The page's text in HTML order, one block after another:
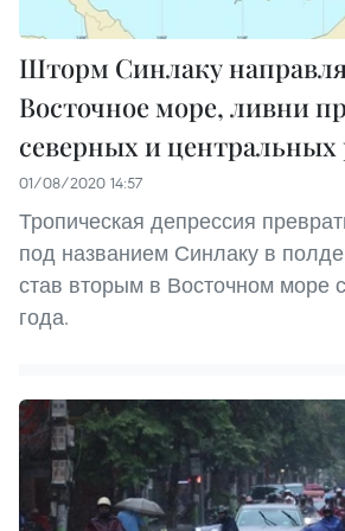
Шторм Синлаку
Восточное море, ливни
северных и центральных
01/08/2020 14:57
Тропическая депрессия
под названием Синлаку в
став вторым в Восточном море
года.